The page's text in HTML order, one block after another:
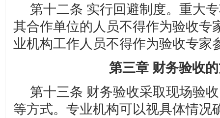
第十二条 实行回避制度。重大
其合作单位的人员不得作为验收专
业机构工作人员不得作为验收专家
第三章 财务验收
第十三条 财务验收采取现场验
等方式。专业机构可以视具体情况